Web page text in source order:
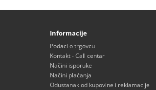
Informacije
Podaci o trgovcu
Kontakt - Call centar
Načini isporuke
Načini plaćanja
Odustanak od kupovine i reklamacije